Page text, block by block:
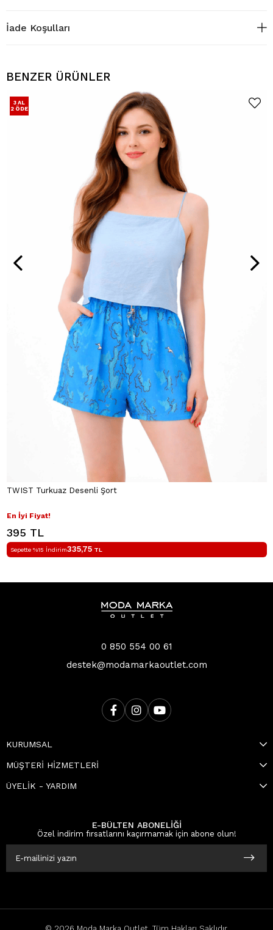
İade Koşulları
BENZER ÜRÜNLER
3 AL
2 ÖDE
TWIST Turkuaz Desenli Şort
En İyi Fiyat!
395 TL
Sepette %15 İndirim335,75 TL
0 850 554 00 61
destek@modamarkaoutlet.com
KURUMSAL
MÜŞTERİ HİZMETLERİ
ÜYELİK - YARDIM
E-BÜLTEN ABONELİĞİ
Özel indirim fırsatlarını kaçırmamak için abone olun!